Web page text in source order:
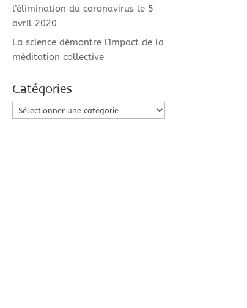
l’élimination du coronavirus le 5
avril 2020
La science démontre l’impact de la
méditation collective
Catégories
Catégories